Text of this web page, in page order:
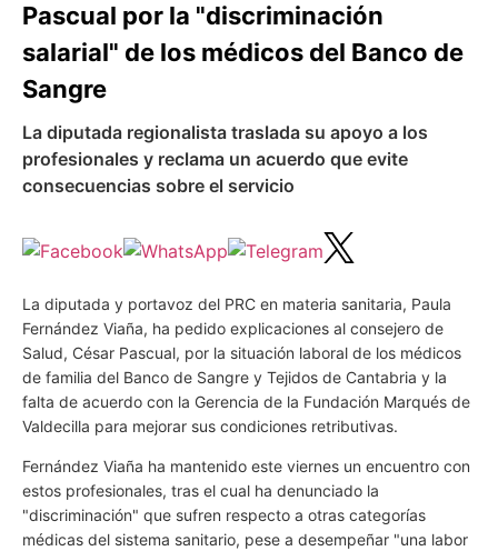
Pascual por la "discriminación
salarial" de los médicos del Banco de
Sangre
La diputada regionalista traslada su apoyo a los
profesionales y reclama un acuerdo que evite
consecuencias sobre el servicio
La diputada y portavoz del PRC en materia sanitaria, Paula
Fernández Viaña, ha pedido explicaciones al consejero de
Salud, César Pascual, por la situación laboral de los médicos
de familia del Banco de Sangre y Tejidos de Cantabria y la
falta de acuerdo con la Gerencia de la Fundación Marqués de
Valdecilla para mejorar sus condiciones retributivas.
Fernández Viaña ha mantenido este viernes un encuentro con
estos profesionales, tras el cual ha denunciado la
"discriminación" que sufren respecto a otras categorías
médicas del sistema sanitario, pese a desempeñar "una labor